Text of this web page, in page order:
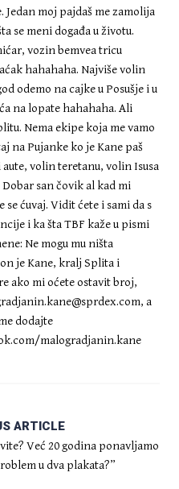
Jedan moj pajdaš me zamolija
se meni događa u životu.
vozin bemvea tricu
hahahaha. Najviše volin
odemo na cajke u Posušje i u
na lopate hahahaha. Ali
Nema ekipe koja me vamo
na Pujanke ko je Kane paš
volin teretanu, volin Isusa
san čovik al kad mi
se ćuvaj. Vidit ćete i sami da s
i ka šta TBF kaže u pismi
Ne mogu mu ništa
je Kane, kralj Splita i
ako mi oćete ostavit broj,
, a
dodajte
malogradjanin.kane
ARTICLE
Već 20 godina ponavljamo
u dva plakata?”